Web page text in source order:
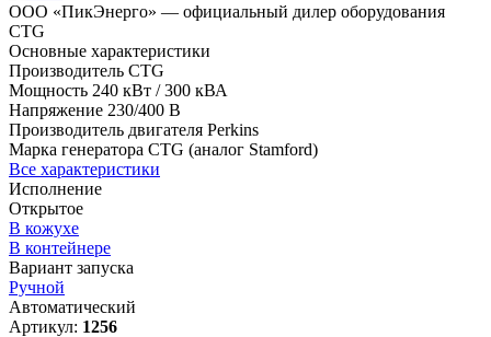
ООО «ПикЭнерго» — официальный дилер оборудования
CTG
Основные характеристики
Производитель CTG
Мощность 240 кВт / 300 кВА
Напряжение 230/400 В
Производитель двигателя Perkins
Марка генератора CTG (аналог Stamford)
Все характеристики
Исполнение
Открытое
В кожухе
В контейнере
Вариант запуска
Ручной
Автоматический
Артикул: 1256